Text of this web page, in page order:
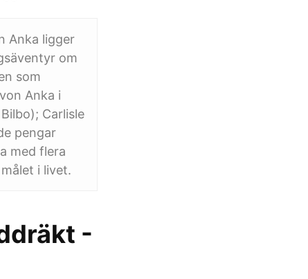
Anka ligger
om
som
Anka i
Carlisle
pengar
med flera
i livet.
-